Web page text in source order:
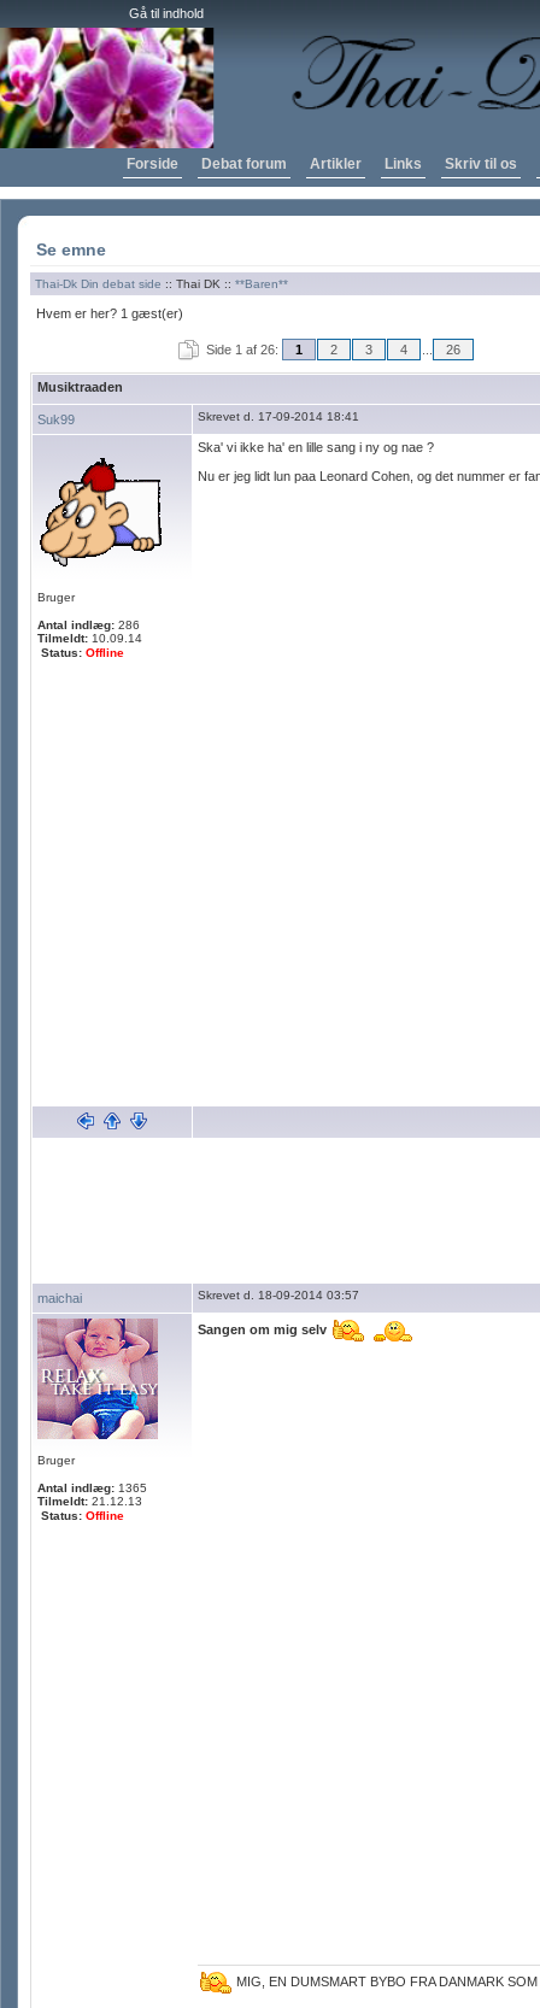
Gå til indhold
Forside Debat forum Artikler Links Skriv til os
Se emne
Thai-Dk Din debat side :: Thai DK :: **Baren**
Hvem er her? 1 gæst(er)
Side 1 af 26: 1 2 3 4 26
Musiktraaden
Suk99 Skrevet d. 17-09-2014 18:41
Bruger
Antal indlæg: 286
Tilmeldt: 10.09.14
Status: Offline
Ska' vi ikke ha' en lille sang i ny og nae ?
Nu er jeg lidt lun paa Leonard Cohen, og det nummer er
maichai Skrevet d. 18-09-2014 03:57
Bruger
Antal indlæg: 1365
Tilmeldt: 21.12.13
Status: Offline
Sangen om mig selv
MIG, EN DUMSMART BYBO FRA DANMARK